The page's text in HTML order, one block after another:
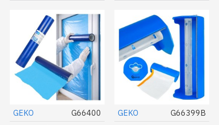
GEKO G66400 GEKO G66399B